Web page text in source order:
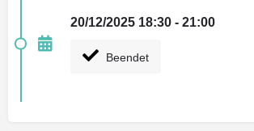
20/12/2025 18:30 - 21:00
Beendet